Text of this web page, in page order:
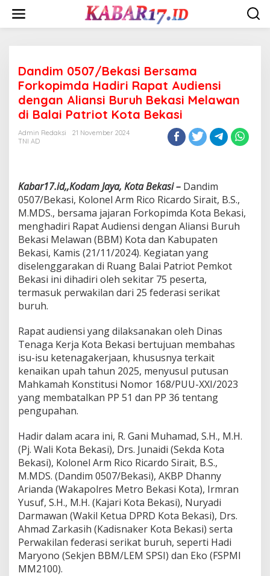
content
Dandim 0507/Bekasi Bersama
Forkopimda Hadiri Rapat Audiensi
dengan Aliansi Buruh Bekasi Melawan
di Balai Patriot Kota Bekasi
Admin Redaksi
21 November 2024
TNI AD
Kabar17.id,,Kodam Jaya, Kota Bekasi – Dandim
0507/Bekasi, Kolonel Arm Rico Ricardo Sirait, B.S.,
M.MDS., bersama jajaran Forkopimda Kota Bekasi,
menghadiri Rapat Audiensi dengan Aliansi Buruh
Bekasi Melawan (BBM) Kota dan Kabupaten
Bekasi, Kamis (21/11/2024). Kegiatan yang
diselenggarakan di Ruang Balai Patriot Pemkot
Bekasi ini dihadiri oleh sekitar 75 peserta,
termasuk perwakilan dari 25 federasi serikat
buruh.
Rapat audiensi yang dilaksanakan oleh Dinas
Tenaga Kerja Kota Bekasi bertujuan membahas
isu-isu ketenagakerjaan, khususnya terkait
kenaikan upah tahun 2025, menyusul putusan
Mahkamah Konstitusi Nomor 168/PUU-XXI/2023
yang membatalkan PP 51 dan PP 36 tentang
pengupahan.
Hadir dalam acara ini, R. Gani Muhamad, S.H., M.H.
(Pj. Wali Kota Bekasi), Drs. Junaidi (Sekda Kota
Bekasi), Kolonel Arm Rico Ricardo Sirait, B.S.,
M.MDS. (Dandim 0507/Bekasi), AKBP Dhanny
Arianda (Wakapolres Metro Bekasi Kota), Irmran
Yusuf, S.H., M.H. (Kajari Kota Bekasi), Nuryadi
Darmawan (Wakil Ketua DPRD Kota Bekasi), Drs.
Ahmad Zarkasih (Kadisnaker Kota Bekasi) serta
Perwakilan federasi serikat buruh, seperti Hadi
Maryono (Sekjen BBM/LEM SPSI) dan Eko (FSPMI
MM2100).